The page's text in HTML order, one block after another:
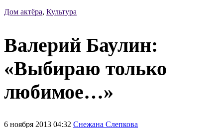
Дом актёра, Культура
Валерий Баулин:
«Выбираю только
любимое…»
6 ноября 2013 04:32 Снежана Слепкова